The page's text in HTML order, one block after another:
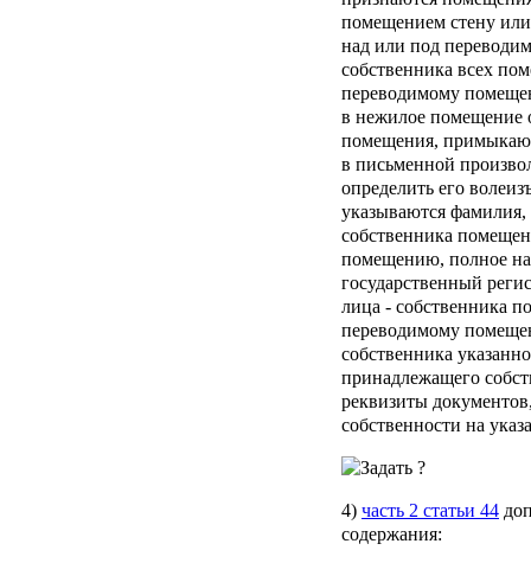
помещением стену
над или под
собственника всех
переводимому
в нежилое помещение
помещения,
в письменной
определить его
указываются
собственника
помещению, полное
государственный
лица - собственника
переводимому
собственника
принадлежащего
реквизиты
собственности на
4) часть 2 статьи 44
содержания: